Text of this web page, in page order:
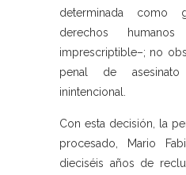
determinada como
derechos
imprescriptible–; no
penal de
inintencional.
Con esta decisión, la
procesado, Mario
dieciséis años de